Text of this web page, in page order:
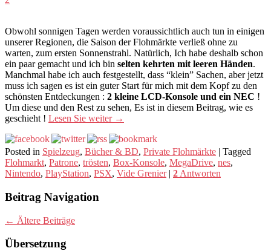
Obwohl sonnigen Tagen werden voraussichtlich auch tun in einigen
unserer Regionen, die Saison der Flohmärkte verließ ohne zu
warten, zum ersten Sonnenstrahl. Natürlich, Ich habe deshalb schon
ein paar gemacht und ich bin selten kehrten mit leeren Händen.
Manchmal habe ich auch festgestellt, dass “klein” Sachen, aber jetzt
muss ich sagen es ist ein guter Start für mich mit dem Kopf zu den
schönsten Entdeckungen : 2 kleine LCD-Konsole und ein NEC !
Um diese und den Rest zu sehen, Es ist in diesem Beitrag, wie es
geschieht ! Lesen Sie weiter →
Posted in Spielzeug, Bücher & BD, Private Flohmärkte | Tagged
Flohmarkt, Patrone, trösten, Box-Konsole, MegaDrive, nes,
Nintendo, PlayStation, PSX, Vide Grenier | 2 Antworten
Beitrag Navigation
← Ältere Beiträge
Übersetzung